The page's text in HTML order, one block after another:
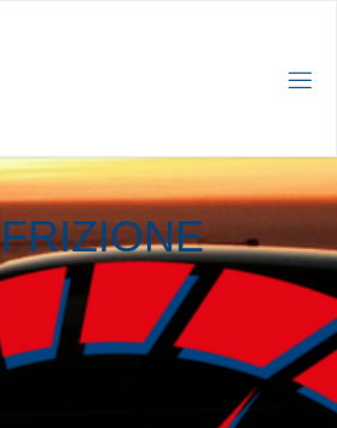
FRIZIONE